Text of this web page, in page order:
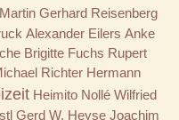
Martin Gerhard Reisenberg
Alexander Eilers Anke
Brigitte Fuchs Rupert
Richter Hermann
Heimito Nollé Wilfried
Gerd W. Heyse Joachim